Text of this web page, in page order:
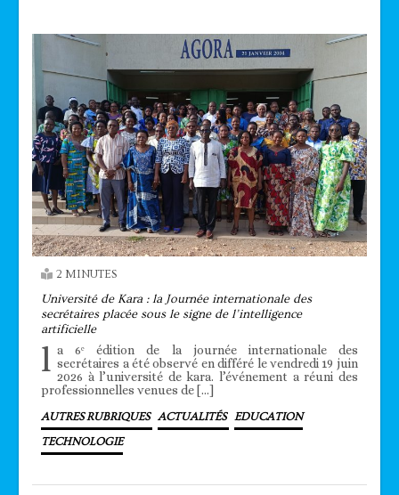
2 MINUTES
Université de Kara : la Journée internationale des
secrétaires placée sous le signe de l’intelligence
artificielle
l a 6ᵉ édition de la journée internationale des
secrétaires a été observé en différé le vendredi 19 juin
2026 à l’université de kara. l’événement a réuni des
professionnelles venues de […]
AUTRES RUBRIQUES ACTUALITÉS EDUCATION
TECHNOLOGIE